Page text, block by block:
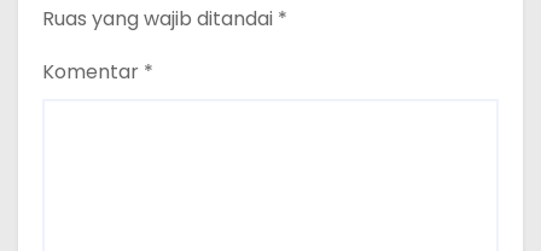
Ruas yang wajib ditandai *
Komentar *